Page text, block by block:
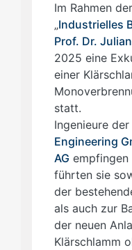
Im Rahmen
„Industrielles
Prof. Dr.
2025 eine
einer
statt.
Ingenieure
Engineering
AG empfingen
führten sie
der
als auch zur
der neuen
Klärschlamm